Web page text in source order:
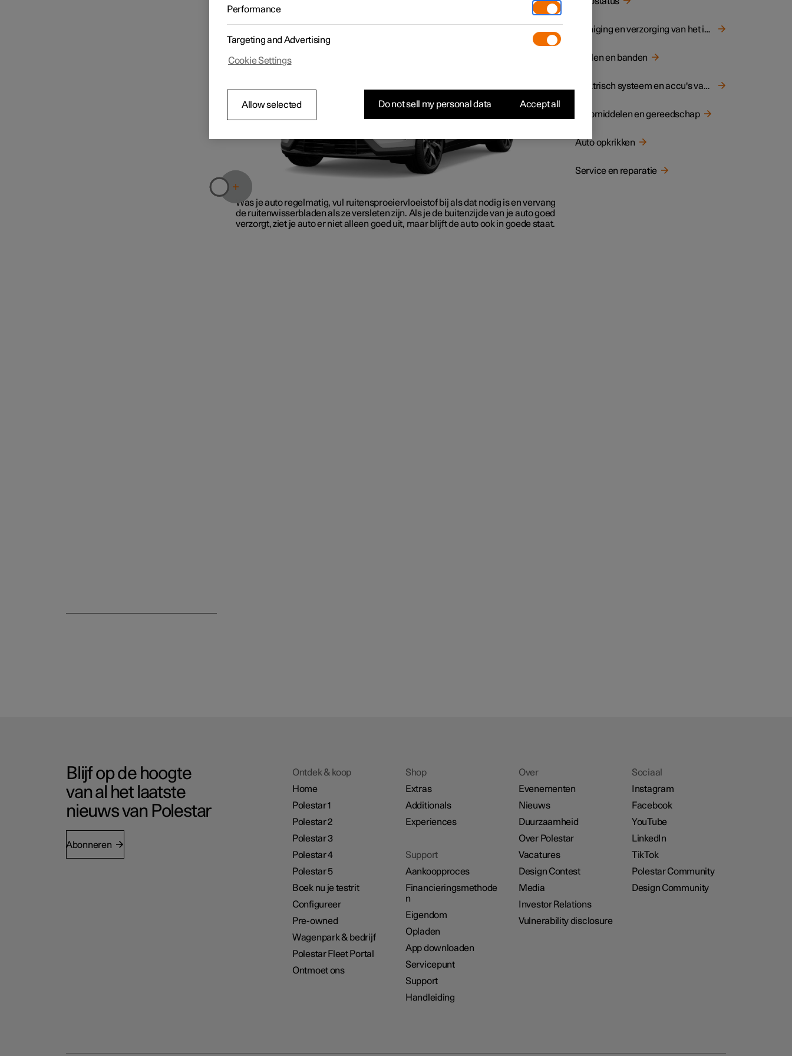
Houd de buitenzijde van je auto in goede staat door vuil te verwijderen en
krassen in de lak bij te werken zodra je ze ziet. Zorg voor goed zicht door de
ruitenwisserbladen in goede staat te houden.
Was je auto regelmatig, vul ruitensproeiervloeistof bij als dat nodig is en vervang
de ruitenwisserbladen als ze versleten zijn. Als je de buitenzijde van je auto goed
verzorgt, ziet je auto er niet alleen goed uit, maar blijft de auto ook in goede staat.
Reiniging en verzorging van het interieur
Wielen en banden
Elektrisch systeem en accu's van de auto
Hulpmiddelen en gereedschap
Auto opkrikken
Service en reparatie
Blijf op de hoogte
van al het laatste
nieuws van Polestar
Abonneren
Ontdek & koop
Home
Polestar 1
Polestar 2
Polestar 3
Polestar 4
Polestar 5
Boek nu je testrit
Configureer
Pre-owned
Wagenpark & bedrijf
Polestar Fleet Portal
Ontmoet ons
Shop
Extras
Additionals
Experiences
Support
Aankoopproces
Financieringsmethode
n
Eigendom
Opladen
App downloaden
Servicepunt
Support
Handleiding
Over
Evenementen
Nieuws
Duurzaamheid
Over Polestar
Vacatures
Design Contest
Media
Investor Relations
Vulnerability disclosure
Sociaal
Instagram
Facebook
YouTube
LinkedIn
TikTok
Polestar Community
Design Community
Performance
Targeting and Advertising
Cookie Settings
Allow selected Do not sell my personal data Accept all